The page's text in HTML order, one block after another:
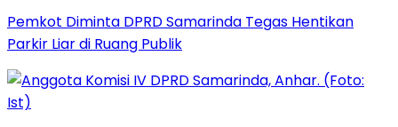
Pemkot Diminta DPRD Samarinda Tegas Hentikan
Parkir Liar di Ruang Publik